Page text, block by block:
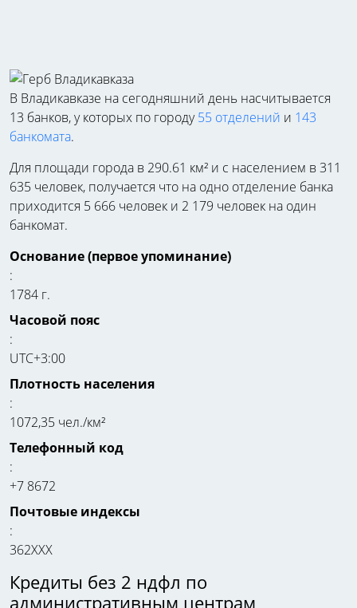
В Владикавказе на сегодняшний день насчитывается
13 банков, у которых по городу55 отделений и 143
банкомата.
Для площади города в 290.61 км² и с населением в 311
635 человек, получается что на одно отделение банка
приходится 5 666 человек и 2 179 человек на один
банкомат.
Основание (первое упоминание)
:
1784 г.
Часовой пояс
:
UTC+3:00
Плотность населения
:
1072,35 чел./км²
Телефонный код
:
+7 8672
Почтовые индексы
:
362ХХХ
Кредиты без 2 ндфл по
административным центрам